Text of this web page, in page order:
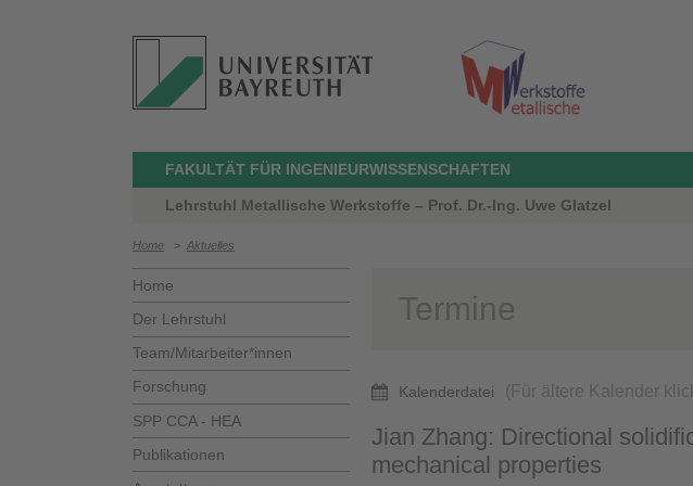
FAKULTÄT FÜR INGENIEURWISSENSCHAFTEN
Lehrstuhl Metallische Werkstoffe – Prof. Dr.-Ing. Uwe Glatzel
Home > Aktuelles
Home
Der Lehrstuhl
Team/Mitarbeiter*innen
Forschung
SPP CCA - HEA
Publikationen
Termine
Kalenderdatei (Für ältere Kalender
Jian Zhang: Directional
mechanical properties